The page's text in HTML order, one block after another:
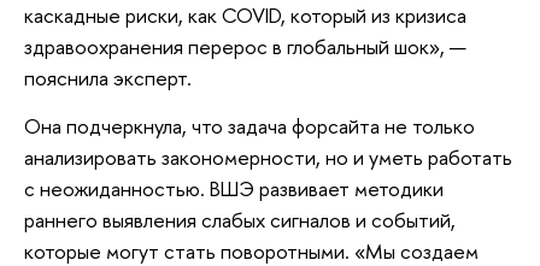
каскадные риски, как COVID, который из кризиса
здравоохранения перерос в глобальный шок», —
пояснила эксперт.
Она подчеркнула, что задача форсайта не только
анализировать закономерности, но и уметь работать
с неожиданностью. ВШЭ развивает методики
раннего выявления слабых сигналов и событий,
которые могут стать поворотными. «Мы создаем